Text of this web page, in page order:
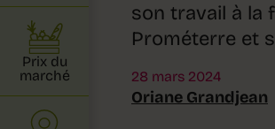
son travail à la
Prométerre et
28 mars 2024
Oriane Grandjean
Prix du
marché